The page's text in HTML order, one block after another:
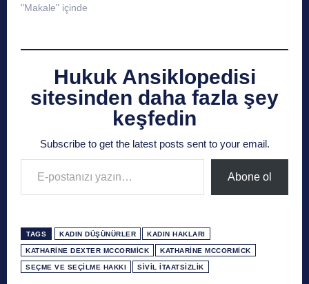
"Makale" içinde
Hukuk Ansiklopedisi
sitesinden daha fazla şey
keşfedin
Subscribe to get the latest posts sent to your email.
E-postanızı yazın…
Abone ol
TAGS KADIN DÜŞÜNÜRLER KADIN HAKLARI
KATHARINE DEXTER MCCORMICK KATHARINE MCCORMICK
SEÇME VE SEÇILME HAKKI SIVIL İTAATSIZLIK